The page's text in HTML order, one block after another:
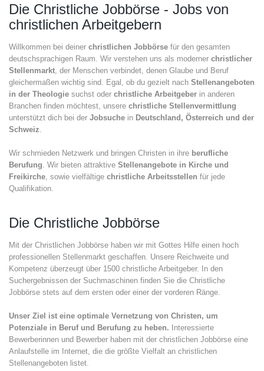
Die Christliche Jobbörse - Jobs von
christlichen Arbeitgebern
Willkommen bei deiner christlichen Jobbörse für den gesamten
deutschsprachigen Raum. Wir verstehen uns als moderner christlicher
Stellenmarkt , der Menschen verbindet, denen Glaube und Beruf
gleichermaßen wichtig sind. Egal, ob du gezielt nach Stellenangeboten
in der Theologie suchst oder christliche Arbeitgeber in anderen
Branchen finden möchtest, unsere christliche Stellenvermittlung
unterstützt dich bei der Jobsuche in Deutschland, Österreich und der
Schweiz
Wir schmieden Netzwerk und bringen Christen in ihre berufliche
Berufung . Wir bieten attraktive Stellenangebote in Kirche und
Freikirche , sowie vielfältige christliche Arbeitsstellen für jede
Qualifikation.
Die Christliche Jobbörse
Mit der Christlichen Jobbörse haben wir mit Gottes Hilfe einen hoch
professionellen Stellenmarkt geschaffen. Unsere Reichweite und
Kompetenz überzeugt über 1500 christliche Arbeitgeber. In den
Suchergebnissen der Suchmaschinen finden Sie die Christliche
Jobbörse stets auf dem ersten oder einer der vorderen Ränge.
Unser Ziel ist eine optimale Vernetzung von Christen, um
Potenziale in Beruf und Berufung zu heben. Interessierte
Bewerberinnen und Bewerber haben mit der christlichen Jobbörse eine
Anlaufstelle im Internet, die die größte Vielfalt an christlichen
Stellenangeboten listet.